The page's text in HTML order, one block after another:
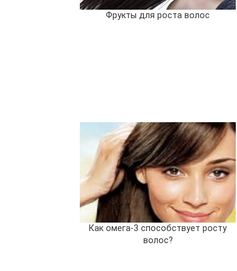
Фрукты для роста волос
Как омега-3 способствует росту
волос?